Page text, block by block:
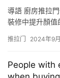
導語 廚房推拉
裝修中提升顏值
大大降低。 因
有哪些呢? 選錯
推拉门 2024年9
People with